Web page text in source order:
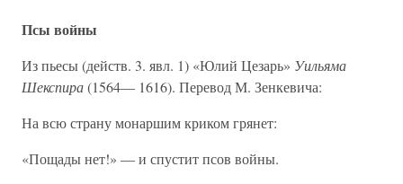
Псы войны
Из пьесы (действ. 3. явл. 1) «Юлий Цезарь» Уильяма
Шекспира(1564— 1616). Перевод М. Зенкевича:
На всю страну монаршим криком грянет:
«Пощады нет!» — и спустит псов войны.